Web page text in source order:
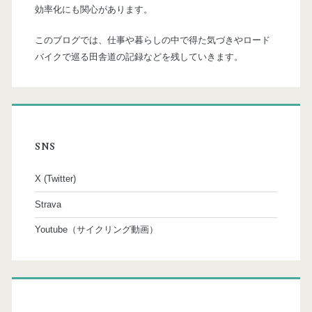
効率化にも関心があります。
このブログでは、仕事や暮らしの中で得た気づきやロード
バイクで巡る田舎道の記録などを残していきます。
SNS
X (Twitter)
Strava
Youtube（サイクリング動画）